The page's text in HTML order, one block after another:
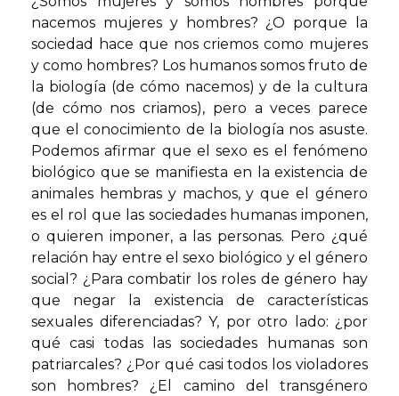
nacemos mujeres y hombres? ¿O porque la
sociedad hace que nos criemos como mujeres
y como hombres? Los humanos somos fruto de
la biología (de cómo nacemos) y de la cultura
(de cómo nos criamos), pero a veces parece
que el conocimiento de la biología nos asuste.
Podemos afirmar que el sexo es el fenómeno
biológico que se manifiesta en la existencia de
animales hembras y machos, y que el género
es el rol que las sociedades humanas imponen,
o quieren imponer, a las personas. Pero ¿qué
relación hay entre el sexo biológico y el género
social? ¿Para combatir los roles de género hay
que negar la existencia de características
sexuales diferenciadas? Y, por otro lado: ¿por
qué casi todas las sociedades humanas son
patriarcales? ¿Por qué casi todos los violadores
son hombres? ¿El camino del transgénero